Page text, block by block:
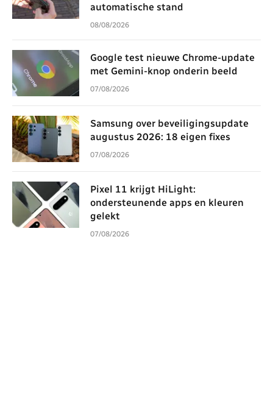
automatische stand
08/08/2026
Google test nieuwe Chrome-update
met Gemini-knop onderin beeld
07/08/2026
Samsung over beveiligingsupdate
augustus 2026: 18 eigen fixes
07/08/2026
Pixel 11 krijgt HiLight:
ondersteunende apps en kleuren
gelekt
07/08/2026